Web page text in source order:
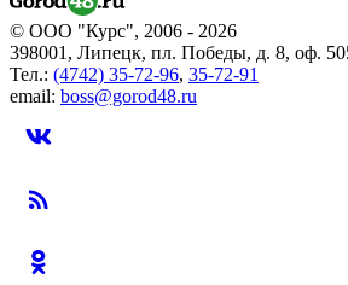
© ООО "Курс", 2006 - 2026
398001, Липецк, пл. Победы, д. 8, оф.
Тел.: (4742) 35-72-96, 35-72-91
email: boss@gorod48.ru